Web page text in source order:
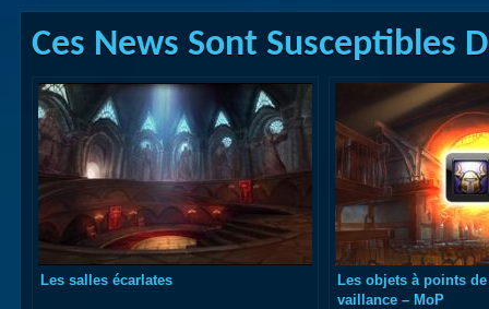
Ces News Sont Susceptibles
Les salles écarlates
Les objets à points
vaillance – MoP